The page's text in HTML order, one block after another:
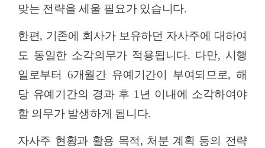
맞는 전략을 세울 필요가 있습니다.
한편, 기존에 회사가 보유하던 자사주에 대하여
도 동일한 소각의무가 적용됩니다. 다만, 시행
일로부터
6개월간 유예기간이 부여되므로,해
당 유예기간의 경과 후 1 년 이내에 소각하여야
할 의무가 발생하게 됩니다.
자사주 현황과 활용 목적, 처분 계획 등의 전략